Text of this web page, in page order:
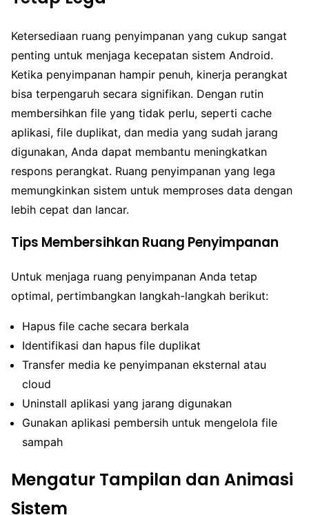
Ketersediaan ruang penyimpanan yang cukup sangat
penting untuk menjaga kecepatan sistem Android.
Ketika penyimpanan hampir penuh, kinerja perangkat
bisa terpengaruh secara signifikan. Dengan rutin
membersihkan file yang tidak perlu, seperti cache
aplikasi, file duplikat, dan media yang sudah jarang
digunakan, Anda dapat membantu meningkatkan
respons perangkat. Ruang penyimpanan yang lega
memungkinkan sistem untuk memproses data dengan
lebih cepat dan lancar.
Tips Membersihkan Ruang Penyimpanan
Untuk menjaga ruang penyimpanan Anda tetap
optimal, pertimbangkan langkah-langkah berikut:
Hapus file cache secara berkala
Identifikasi dan hapus file duplikat
Transfer media ke penyimpanan eksternal atau
cloud
Uninstall aplikasi yang jarang digunakan
Gunakan aplikasi pembersih untuk mengelola file
sampah
Mengatur Tampilan dan Animasi
Sistem